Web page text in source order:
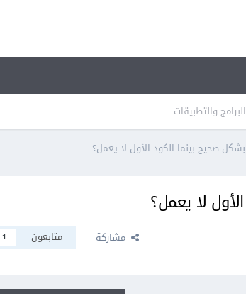
البرامج والتطبيقات
مشاركة متابعون 1